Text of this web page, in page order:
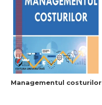
Managementul costurilor